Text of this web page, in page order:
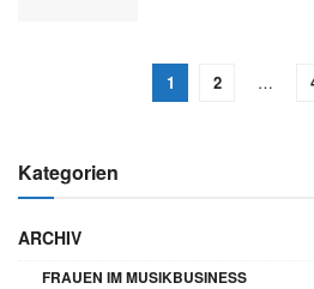
1 2 …
Kategorien
ARCHIV
FRAUEN IM MUSIKBUSINESS